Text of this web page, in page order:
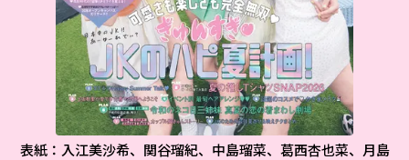
表紙：入江美沙希、関谷瑠紀、中島瑠菜、葛西杏也菜、月島